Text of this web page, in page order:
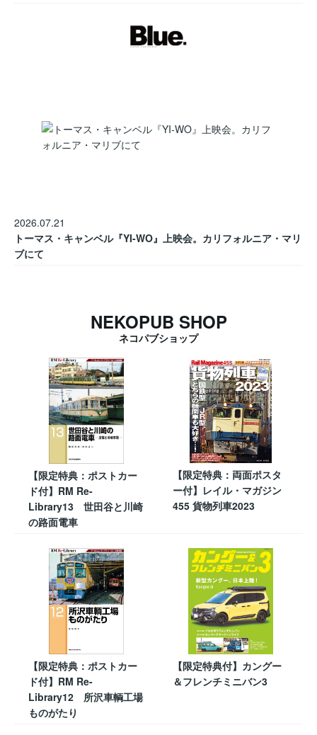
2026.07.21
トーマス・キャンベル『YI-WO』上映会。カリフォルニア・マリ
ブにて
NEKOPUB SHOP
ネコパブショップ
【限定特典：ポストカー
ド付】RM Re-
Library13 世田谷と川崎
の路面電車
【限定特典：両面ポスタ
ー付】レイル・マガジン
455 貨物列車2023
【限定特典：ポストカー
ド付】RM Re-
Library12 所沢車輌工場
ものがたり
【限定特典付】カングー
＆フレンチミニバン3